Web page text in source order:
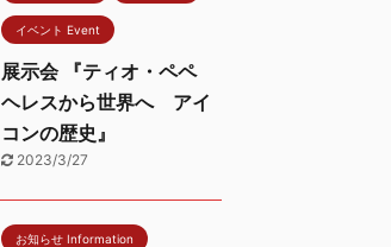
イベント Event
展示会 『ティオ・ペペ
ヘレスから世界へ アイ
コンの歴史』
2023/3/27
お知らせ Information